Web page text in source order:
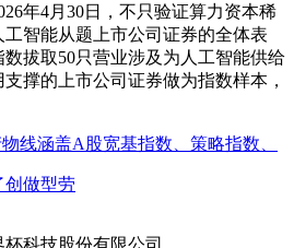
年4月30日，不只验证算力资本稀
智能从题上市公司证券的全体表
拔取50只营业涉及为人工智能供给
撑的上市公司证券做为指数样本，
线涵盖A股宽基指数、策略指数、
创做型劳